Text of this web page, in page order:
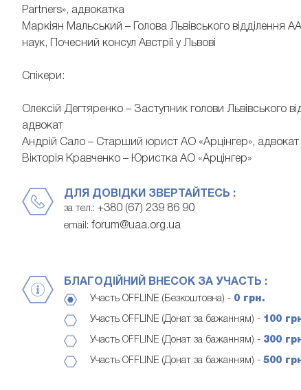
Partners», адвокатка
Маркіян Мальський – Голова Львівського
наук, Почесний консул Австрії у Львові
Спікери:
Олексій Дегтяренко – Заступник голови Львівського
адвокат
Андрій Сало – Старший юрист АО «Арцінгер», адвокат
Вікторія Кравченко – Юристка АО «Арцінгер»
ДЛЯ ДОВІДКИ ЗВЕРТАЙТЕСЬ :
за тел.: +380 (67) 239 86 90
email: forum@uaa.org.ua
БЛАГОДІЙНИЙ ВНЕСОК ЗА УЧАСТЬ :
Участь OFFLINE (Безкоштовна) - 0 грн.
Участь OFFLINE (Донат за бажанням) - 100
Участь OFFLINE (Донат за бажанням) - 300
Участь OFFLINE (Донат за бажанням) - 500